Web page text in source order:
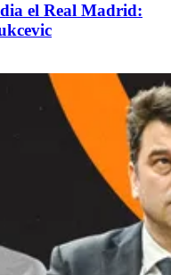
el Real Madrid: